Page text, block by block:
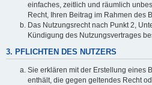
einfaches, zeitlich und räumlich
Recht, Ihren Beitrag im Rahmen des
Das Nutzungsrecht nach Punkt 2,
Kündigung des Nutzungsvertrages
3. PFLICHTEN DES NUTZERS
Sie erklären mit der Erstellung eines
enthält, die gegen geltendes Recht